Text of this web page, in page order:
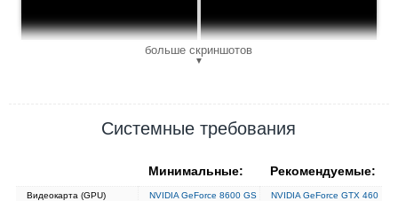
больше скриншотов
▼
Системные требования
Минимальные: Рекомендуемые:
Видеокарта (GPU)
NVIDIA GeForce 8600 GS
NVIDIA GeForce GTX 460